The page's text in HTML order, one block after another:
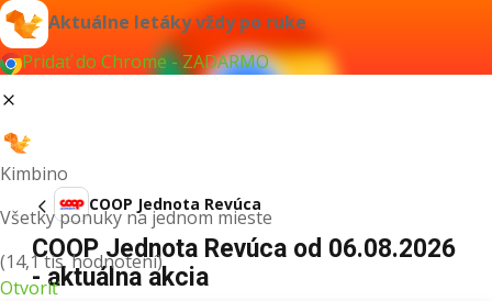
Aktuálne letáky vždy po ruke
Pridať do Chrome - ZADARMO
Kimbino
Všetky ponuky na jednom mieste
(14,1 tis. hodnotení)
Otvoriť
COOP Jednota Revúca
COOP Jednota Revúca od 06.08.2026
- aktuálna akcia